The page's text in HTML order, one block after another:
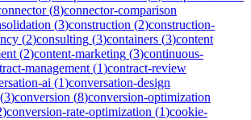
(8)connector-comparison
(3)construction (2)construction-
(2)consulting (3)containers (3)content
(2)content-marketing (3)continuous-
management (1)contract-review
ai (1)conversation-design
(3)conversion (8)conversion-optimization
)conversion-rate-optimization (1)cookie-